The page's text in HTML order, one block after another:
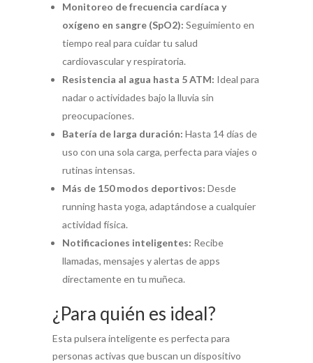
Monitoreo de frecuencia cardíaca y
oxígeno en sangre (SpO2): Seguimiento en
tiempo real para cuidar tu salud
cardiovascular y respiratoria.
Resistencia al agua hasta 5 ATM: Ideal para
nadar o actividades bajo la lluvia sin
preocupaciones.
Batería de larga duración: Hasta 14 días de
uso con una sola carga, perfecta para viajes o
rutinas intensas.
Más de 150 modos deportivos: Desde
running hasta yoga, adaptándose a cualquier
actividad física.
Notificaciones inteligentes: Recibe
llamadas, mensajes y alertas de apps
directamente en tu muñeca.
¿Para quién es ideal?
Esta pulsera inteligente es perfecta para
personas activas que buscan un dispositivo